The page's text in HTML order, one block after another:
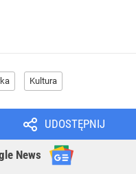
Kultura
UDOSTĘPNIJ
News